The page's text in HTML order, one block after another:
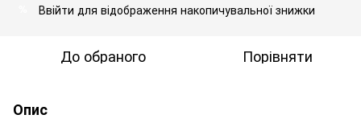
Ввійти для відображення накопичувальної знижки
До обраного Порівняти
Опис